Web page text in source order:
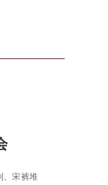
、宋裤堆